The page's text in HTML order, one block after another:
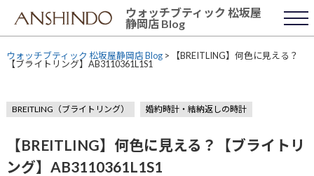
content
ウォッチブティック 松坂屋
静岡店 Blog
ウォッチブティック 松坂屋静岡店 Blog> 【BREITLING】何色に見える？
【ブライトリング】AB3110361L1S1
BREITLING（ブライトリング） 婚約時計・結納返しの時計
【BREITLING】何色に見える？【ブライトリ
ング】AB3110361L1S1